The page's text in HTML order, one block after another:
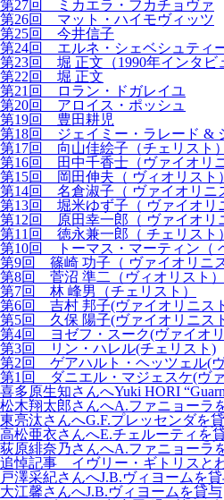
第27回 ミカエラ・フカチョヴァ
第26回 マット・ハイモヴィッツ
第25回 今井信子
第24回 エルネ・シェベシュティ
第23回 堀 正文（1990年インタビ
第22回 堀 正文
第21回 ロラン・ドガレイユ
第20回 アロイス・ポッシュ
第19回 豊田耕児
第18回 ジェイミー・ラレード &
第17回 向山佳絵子（チェリスト）
第16回 田中千香士（ヴァイオリニ
第15回 岡田伸夫（ ヴィオリスト）
第14回 名倉淑子（ ヴァイオリニ
第13回 堀米ゆず子（ ヴァイオリ
第12回 原田幸一郎（ ヴァイオリ
第11回 徳永兼一郎（ チェリス
第10回 トーマス・マーティン（
第9回 篠崎 功子（ ヴァイオリニ
第8回 菅沼 準二（ヴィオリスト）
第7回 林 峰男（チェリスト）
第6回 吉村 邦子(ヴァイオリニス
第5回 久保 陽子(ヴァイオリニス
第4回 ヨゼフ・スーク(ヴァイオ
第3回 リン・ハレル(チェリスト)
第2回 ゲアハルト・ヘッツェル(
第1回 ダニエル・マジェスケ(ヴ
喜多原生知さんへYuki HORI
松木翔太郎さんへA.ファニョーラ
東亮汰さんへG.F.プレッセンダを
高松亜衣さんへE.チェルーティを
荻原緋奈乃さんへA.ファニョーラ
追悼記事 イヴリー・ギトリスと
戸澤采紀さんへJ.B.ヴィヨームを
大江馨さんへJ.B.ヴィヨームを貸与